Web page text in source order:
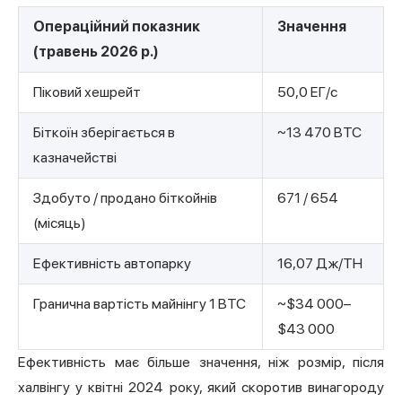
Операційний показник
(травень 2026 р.)
Значення
Піковий хешрейт 50,0 ЕГ/с
Біткоїн зберігається в
казначействі
~13 470 BTC
Здобуто / продано біткойнів
(місяць)
671 / 654
Ефективність автопарку 16,07 Дж/TH
Гранична вартість майнінгу 1 BTC
~$34 000–
$43 000
Ефективність має більше значення, ніж розмір, після
халвінгу у квітні 2024 року, який скоротив винагороду